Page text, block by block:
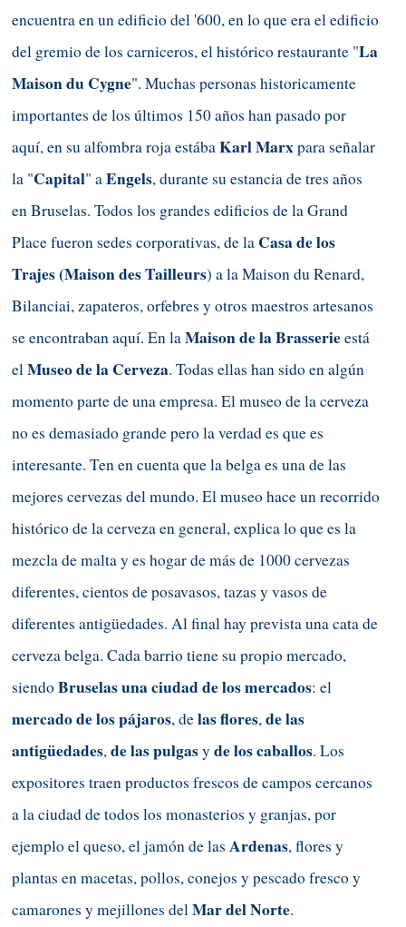
encuentra en un edificio del '600, en lo que era el edificio
del gremio de los carniceros, el histórico restaurante "La
Maison du Cygne". Muchas personas historicamente
importantes de los últimos 150 años han pasado por
aquí, en su alfombra roja estábaKarl Marxpara señalar
la "Capital" aEngels, durante su estancia de tres años
en Bruselas. Todos los grandes edificios de la Grand
Place fueron sedes corporativas,dela Casa de los
Trajes(Maison des Tailleurs) ala Maison du Renard,
Bilanciai, zapateros, orfebres y otros maestros artesanos
se encontraban aquí. En laMaison de la Brasserieestá
elMuseo de la Cerveza. Todas ellas han sido en algún
momento parte de una empresa. El museo de la cerveza
no es demasiado grande pero la verdad es que es
interesante. Ten en cuenta que la belga es una de las
mejores cervezas del mundo. El museo hace un recorrido
histórico de la cerveza en general, explica lo que es la
mezcla de malta y es hogar de más de 1000 cervezas
diferentes, cientos de posavasos, tazas y vasos de
diferentes antigüedades. Al final hay prevista una cata de
cerveza belga. Cada barrio tiene su propio mercado,
siendoBruselas una ciudad de los mercados: el
mercado de los pájaros, delas flores,de las
antigüedades,de las pulgasy de los caballos. Los
expositores traen productos frescos de campos cercanos
a la ciudad de todos los monasterios y granjas, por
ejemplo el queso, el jamón de las Ardenas, flores y
plantas en macetas, pollos, conejos y pescado fresco y
camarones y mejillones delMar del Norte.